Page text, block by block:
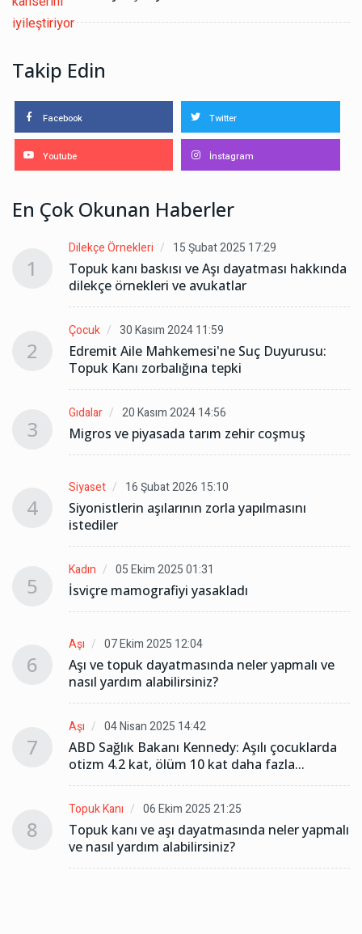
Takip Edin
Facebook Twitter
Youtube İnstagram
En Çok Okunan Haberler
1
Dilekçe Örnekleri 15 Şubat 2025 17:29
Topuk kanı baskısı ve Aşı dayatması hakkında
dilekçe örnekleri ve avukatlar
2
Çocuk 30 Kasım 2024 11:59
Edremit Aile Mahkemesi'ne Suç Duyurusu:
Topuk Kanı zorbalığına tepki
3
Gıdalar 20 Kasım 2024 14:56
Migros ve piyasada tarım zehir coşmuş
4
Siyaset 16 Şubat 2026 15:10
Siyonistlerin aşılarının zorla yapılmasını
istediler
5
Kadın 05 Ekim 2025 01:31
İsviçre mamografiyi yasakladı
6
Aşı 07 Ekim 2025 12:04
Aşı ve topuk dayatmasında neler yapmalı ve
nasıl yardım alabilirsiniz?
7
Aşı 04 Nisan 2025 14:42
ABD Sağlık Bakanı Kennedy: Aşılı çocuklarda
otizm 4.2 kat, ölüm 10 kat daha fazla...
8
Topuk Kanı 06 Ekim 2025 21:25
Topuk kanı ve aşı dayatmasında neler yapmalı
ve nasıl yardım alabilirsiniz?